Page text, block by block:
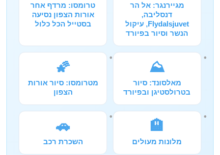
מגיירנגר: אל הר
דנסליבה,
Flydalsjuvet, עיקול
הנשר וסיור בפיורד
טרומסו: מרדף אחר
אורות הצפון נסיעה
בסטייל הכל כלול
⛰️
מאלסונד: סיור
בטרולסטיגן ובפיורד
🌠
מטרומסו: סיור אורות
הצפון
🏨
מלונות מעולים
🚗
השכרת רכב